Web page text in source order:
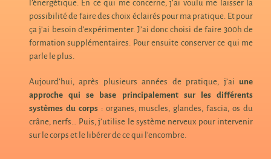
l’énergétique. En ce qui me concerne, j’ai voulu me laisser la
possibilité de faire des choix éclairés pour ma pratique. Et pour
ça j’ai besoin d’expérimenter. J’ai donc choisi de faire 300h de
formation supplémentaires. Pour ensuite conserver ce qui me
parle le plus.
Aujourd’hui, après plusieurs années de pratique, j’aiune
approche qui se base principalement sur les différents
systèmes du corps : organes, muscles, glandes, fascia, os du
crâne, nerfs… Puis, j’utilise le système nerveux pour intervenir
sur le corps et le libérer de ce qui l’encombre.